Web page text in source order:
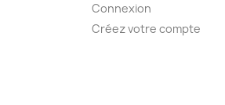
Connexion
Créez votre compte